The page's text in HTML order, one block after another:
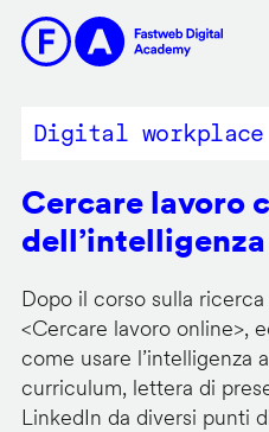
contenuto
Digital workplace
Cercare lavoro
Dopo il corso sulla
<Cercare lavoro online>,
come usare l’intelligenza
curriculum, lettera di
LinkedIn da diversi punti